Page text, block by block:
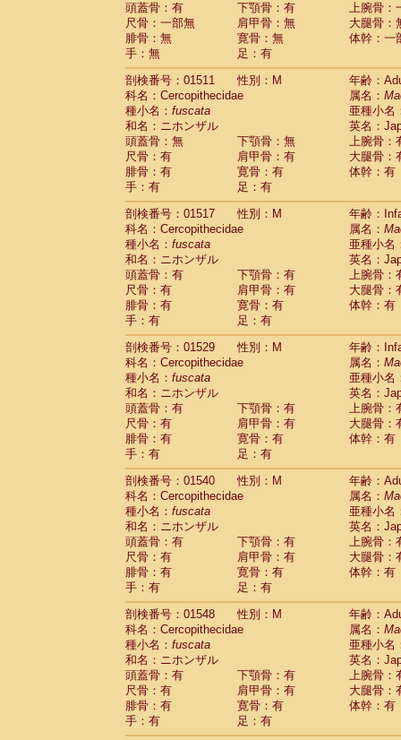
頭蓋骨：有
下顎骨：有
上腕骨：
尺骨：一部無
肩甲骨：無
大腿骨：
腓骨：無
寛骨：無
体幹：一
手：無
足：有
剖検番号：01511
性別：M
年齢：
科名：Cercopithecidae
属名：
種小名： fuscata
亜種小名
和名：ニホンザル
英名：
頭蓋骨：無
下顎骨：無
上腕骨：
尺骨：有
肩甲骨：有
大腿骨：
腓骨：有
寛骨：有
体幹：有
手：有
足：有
剖検番号：01517
性別：M
年齢：
科名：Cercopithecidae
属名：
種小名： fuscata
亜種小名
和名：ニホンザル
英名：
頭蓋骨：有
下顎骨：有
上腕骨：
尺骨：有
肩甲骨：有
大腿骨：
腓骨：有
寛骨：有
体幹：有
手：有
足：有
剖検番号：01529
性別：M
年齢：
科名：Cercopithecidae
属名：
種小名： fuscata
亜種小名
和名：ニホンザル
英名：
頭蓋骨：有
下顎骨：有
上腕骨：
尺骨：有
肩甲骨：有
大腿骨：
腓骨：有
寛骨：有
体幹：有
手：有
足：有
剖検番号：01540
性別：M
年齢：
科名：Cercopithecidae
属名：
種小名： fuscata
亜種小名
和名：ニホンザル
英名：
頭蓋骨：有
下顎骨：有
上腕骨：
尺骨：有
肩甲骨：有
大腿骨：
腓骨：有
寛骨：有
体幹：有
手：有
足：有
剖検番号：01548
性別：M
年齢：
科名：Cercopithecidae
属名：
種小名： fuscata
亜種小名
和名：ニホンザル
英名：
頭蓋骨：有
下顎骨：有
上腕骨：
尺骨：有
肩甲骨：有
大腿骨：
腓骨：有
寛骨：有
体幹：有
手：有
足：有